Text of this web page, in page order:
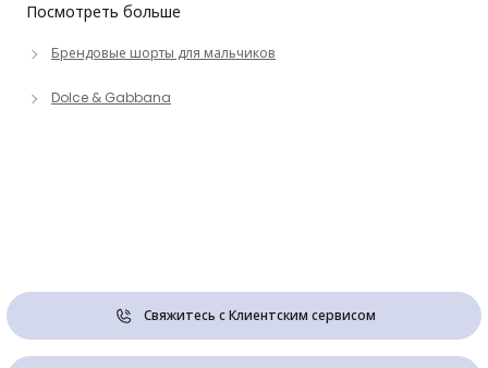
Посмотреть больше
Брендовые шорты для мальчиков
Dolce & Gabbana
Свяжитесь с Клиентским сервисом